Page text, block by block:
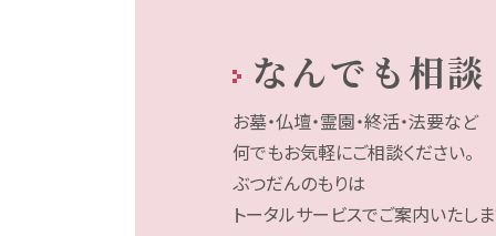
なんでも相談
お墓・仏壇・霊園・終活・法要など
何でもお気軽にご相談ください。
ぶつだんのもりは
トータルサービスでご案内いたしま